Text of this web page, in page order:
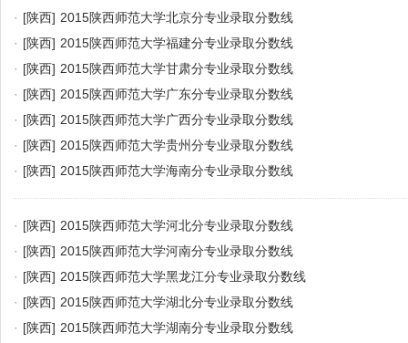
· [陕西] 2015陕西师范大学北京分专业录取分数线
· [陕西] 2015陕西师范大学福建分专业录取分数线
· [陕西] 2015陕西师范大学甘肃分专业录取分数线
· [陕西] 2015陕西师范大学广东分专业录取分数线
· [陕西] 2015陕西师范大学广西分专业录取分数线
· [陕西] 2015陕西师范大学贵州分专业录取分数线
· [陕西] 2015陕西师范大学海南分专业录取分数线
· [陕西] 2015陕西师范大学河北分专业录取分数线
· [陕西] 2015陕西师范大学河南分专业录取分数线
· [陕西] 2015陕西师范大学黑龙江分专业录取分数线
· [陕西] 2015陕西师范大学湖北分专业录取分数线
· [陕西] 2015陕西师范大学湖南分专业录取分数线